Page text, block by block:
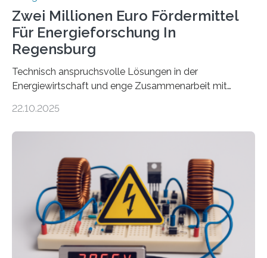
Zwei Millionen Euro Fördermittel
Für Energieforschung In
Regensburg
Technisch anspruchsvolle Lösungen in der
Energiewirtschaft und enge Zusammenarbeit mit
neuen EU-geförderten Transfer-Projekte zu
Energietechnologien werden vom Europäischen
Sozialfonds Plus (ESF+) gefördert – mit einer
Gesamtsumme von mehr als zwei Millionen Euro.
Damit zählt die Hochschule zu den großen
Gewinnerinnen der aktuellen Förderrunde des
Bayerischen Wissenschaftsministeriums. Im
Mittelpunkt steht der direkte Wissenstransfer: Neue
22.10.2025